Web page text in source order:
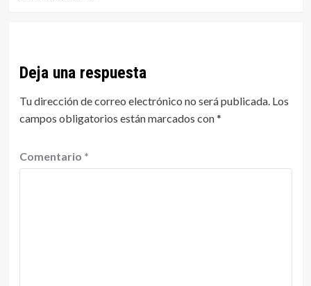
Deja una respuesta
Tu dirección de correo electrónico no será publicada. Los
campos obligatorios están marcados con*
Comentario *